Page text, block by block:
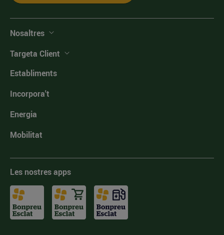
Nosaltres
Targeta Client
Establiments
Incorpora't
Energia
Mobilitat
Les nostres apps